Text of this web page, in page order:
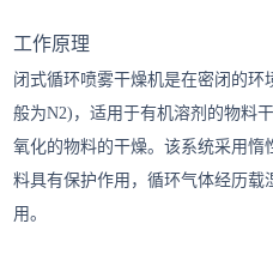
工作原理
闭式循环喷雾干燥机是在密闭的
般为N2)，适用于有机溶剂的物料
氧化的物料的干燥。该系统采用
料具有保护作用，循环气体经历载
用。